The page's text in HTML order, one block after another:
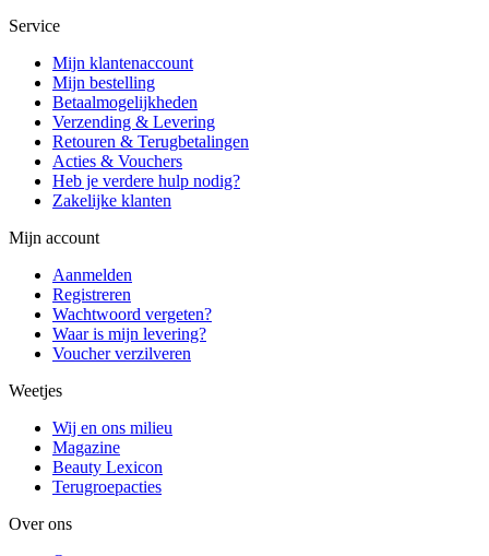
Service
Mijn klantenaccount
Mijn bestelling
Betaalmogelijkheden
Verzending & Levering
Retouren & Terugbetalingen
Acties & Vouchers
Heb je verdere hulp nodig?
Zakelijke klanten
Mijn account
Aanmelden
Registreren
Wachtwoord vergeten?
Waar is mijn levering?
Voucher verzilveren
Weetjes
Wij en ons milieu
Magazine
Beauty Lexicon
Terugroepacties
Over ons